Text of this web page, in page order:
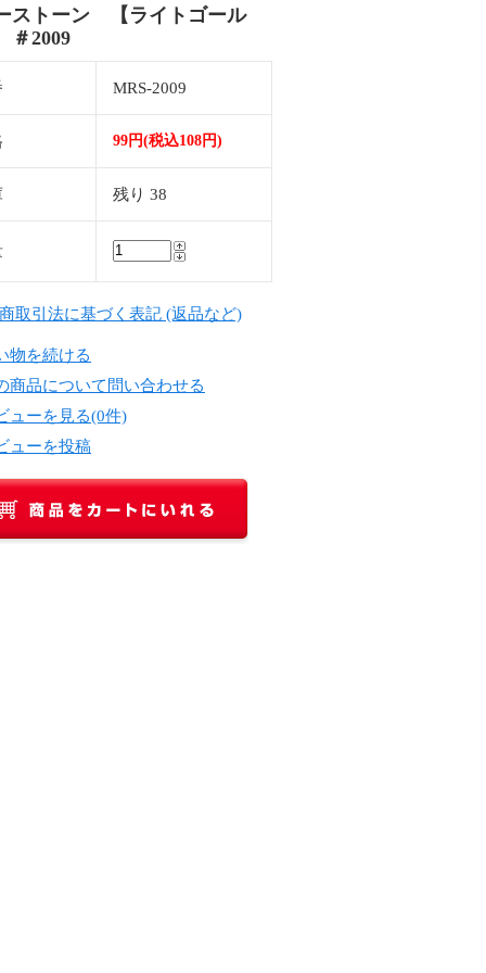
ストーン 【ライトゴール
＃2009
MRS-2009
99円(税込108円)
残り 38
取引法に基づく表記 (返品など)
物を続ける
商品について問い合わせる
ューを見る(0件)
ューを投稿